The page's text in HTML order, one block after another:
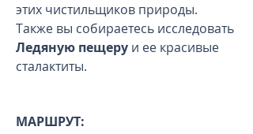
этих чистильщиков природы.
Также вы собираетесь исследовать
Ледяную пещеру и ее красивые
сталактиты.
МАРШРУТ: